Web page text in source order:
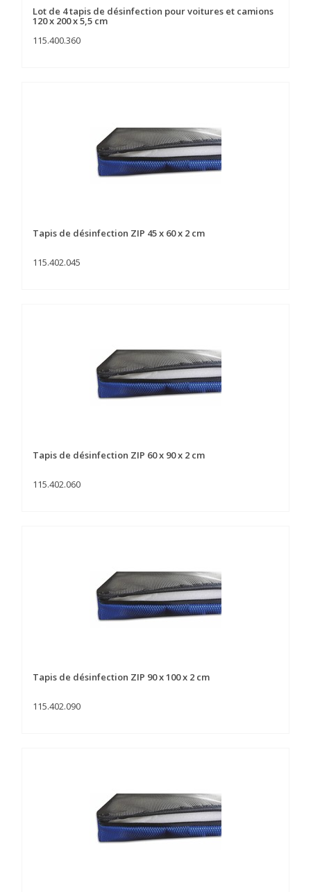
Lot de 4 tapis de désinfection pour voitures et camions
120 x 200 x 5,5 cm
115.400.360
Tapis de désinfection ZIP 45 x 60 x 2 cm
115.402.045
Tapis de désinfection ZIP 60 x 90 x 2 cm
115.402.060
Tapis de désinfection ZIP 90 x 100 x 2 cm
115.402.090